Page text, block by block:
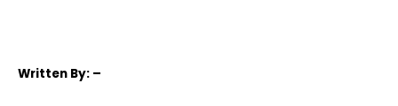
Written By: –